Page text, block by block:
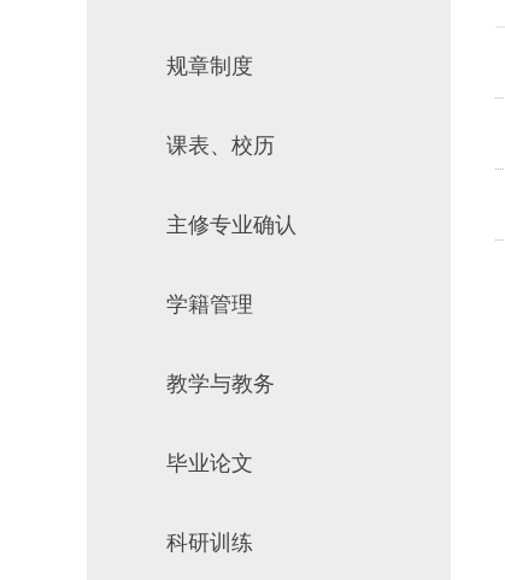
规章制度
课表、校历
主修专业确认
学籍管理
教学与教务
毕业论文
科研训练